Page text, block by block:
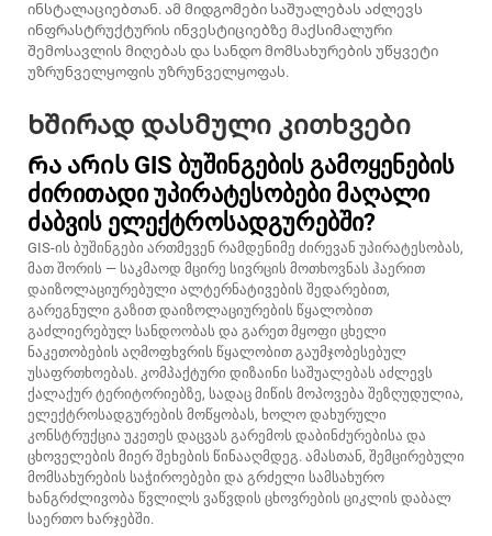
ინსტალაციებთან. ამ მიდგომები საშუალებას აძლევს
ინფრასტრუქტურის ინვესტიციებზე მაქსიმალური
შემოსავლის მიღებას და სანდო მომსახურების უწყვეტი
უზრუნველყოფის უზრუნველყოფას.
Ხშირად დასმული კითხვები
Რა არის GIS ბუშინგების გამოყენების
ძირითადი უპირატესობები მაღალი
ძაბვის ელექტროსადგურებში?
GIS-ის ბუშინგები ართმევენ რამდენიმე ძირევან უპირატესობას,
მათ შორის — საკმაოდ მცირე სივრცის მოთხოვნას ჰაერით
დაიზოლაციურებული ალტერნატივების შედარებით,
გარეგნული გაზით დაიზოლაციურების წყალობით
გაძლიერებულ სანდოობას და გარეთ მყოფი ცხელი
ნაკეთობების აღმოფხვრის წყალობით გაუმჯობესებულ
უსაფრთხოებას. კომპაქტური დიზაინი საშუალებას აძლევს
ქალაქურ ტერიტორიებზე, სადაც მიწის მოპოვება შეზღუდულია,
ელექტროსადგურების მოწყობას, ხოლო დახურული
კონსტრუქცია უკეთეს დაცვას გარემოს დაბინძურებისა და
ცხოველების მიერ შეხების წინააღმდეგ. ამასთან, შემცირებული
მომსახურების საჭიროებები და გრძელი სამსახურო
ხანგრძლივობა წვლილს ვაწვდის ცხოვრების ციკლის დაბალ
საერთო ხარჯებში.